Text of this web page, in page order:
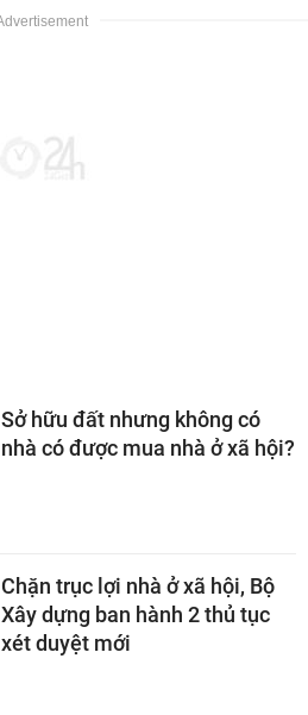
Sở hữu đất nhưng không có
nhà có được mua nhà ở xã hội?
Chặn trục lợi nhà ở xã hội, Bộ
Xây dựng ban hành 2 thủ tục
xét duyệt mới